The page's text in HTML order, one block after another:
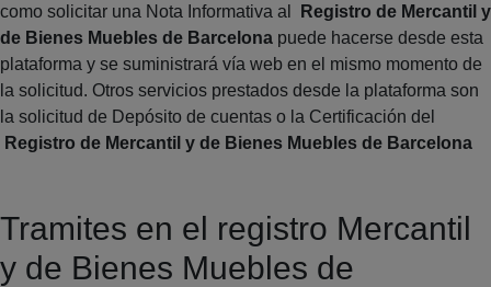
como solicitar una Nota Informativa al
Registro de Mercantil y
de Bienes Muebles de Barcelona puede hacerse desde esta
plataforma y se suministrará vía web en el mismo momento de
la solicitud. Otros servicios prestados desde la plataforma son
la solicitud de Depósito de cuentas o la Certificación del
Registro de Mercantil y de Bienes Muebles de Barcelona
Tramites en el registro Mercantil
y de Bienes Muebles de